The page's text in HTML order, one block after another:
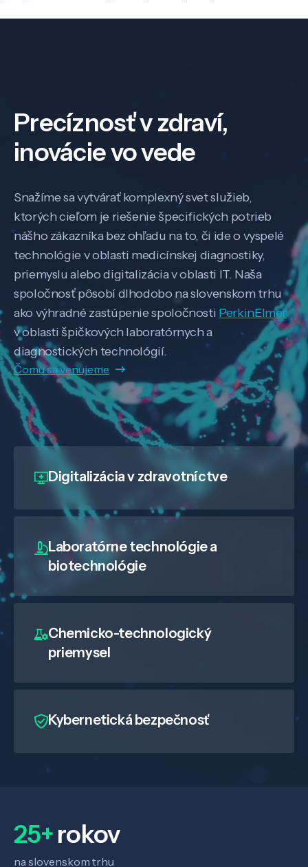
Precíznosť v zdraví,
inovácie vo vede
Snažíme sa vytvárať komplexný svet služieb,
ktorých cieľom je riešenie špecifických potrieb
nášho zákazníka bez ohľadu na to, či ide o vyspelé
technológie v oblasti medicínskej diagnostiky,
priemyslu alebo digitalizácia v oblasti IT. Naša
spoločnosť pôsobí dlhodobo na slovenskom trhu
ako výhradné zastúpenie spoločnosti PerkinElmer
v oblasti špičkových laboratórnych a
diagnostických technológií.
Čomu sa venujeme
Digitalizáciav zdravotníctve
Laboratórne technológie a
biotechnológie
Chemicko-technologický
priemysel
Kybernetická bezpečnosť
25+rokov
na slovenskom trhu